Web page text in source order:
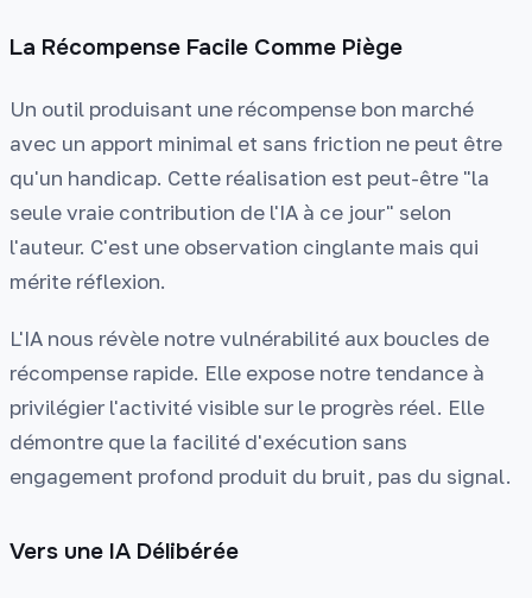
La Récompense Facile Comme Piège
Un outil produisant une récompense bon marché
avec un apport minimal et sans friction ne peut être
qu'un handicap. Cette réalisation est peut-être "la
seule vraie contribution de l'IA à ce jour" selon
l'auteur. C'est une observation cinglante mais qui
mérite réflexion.
L'IA nous révèle notre vulnérabilité aux boucles de
récompense rapide. Elle expose notre tendance à
privilégier l'activité visible sur le progrès réel. Elle
démontre que la facilité d'exécution sans
engagement profond produit du bruit, pas du signal.
Vers une IA Délibérée